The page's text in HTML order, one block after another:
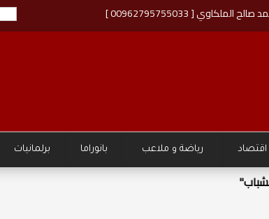
[ 00962795755033 ]
اقتصاد رياضة و ملاعب بانوراما برلمانيات